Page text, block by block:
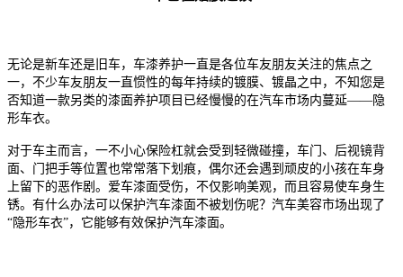
无论是新车还是旧车，车漆养护一直是各位车友朋友关注的焦点之
一，不少车友朋友一直惯性的每年持续的镀膜、镀晶之中，不知您是
否知道一款另类的漆面养护项目已经慢慢的在汽车市场内蔓延——隐
形车衣。
对于车主而言，一不小心保险杠就会受到轻微碰撞，车门、后视镜背
面、门把手等位置也常常落下划痕，偶尔还会遇到顽皮的小孩在车身
上留下的恶作剧。爱车漆面受伤，不仅影响美观，而且容易使车身生
锈。有什么办法可以保护汽车漆面不被划伤呢？汽车美容市场出现了
“隐形车衣”，它能够有效保护汽车漆面。